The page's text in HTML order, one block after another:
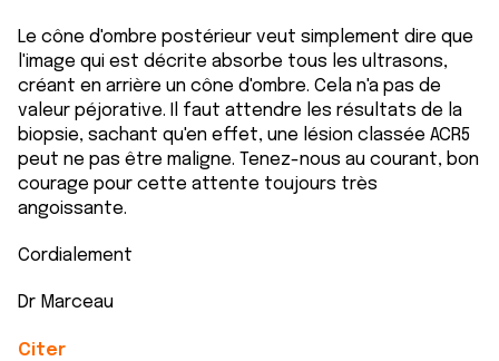
Le cône d'ombre postérieur veut simplement dire que
l'image qui est décrite absorbe tous les ultrasons,
créant en arrière un cône d'ombre. Cela n'a pas de
valeur péjorative. Il faut attendre les résultats de la
biopsie, sachant qu'en effet, une lésion classée ACR5
peut ne pas être maligne. Tenez-nous au courant, bon
courage pour cette attente toujours très
angoissante.
Cordialement
Dr Marceau
Citer